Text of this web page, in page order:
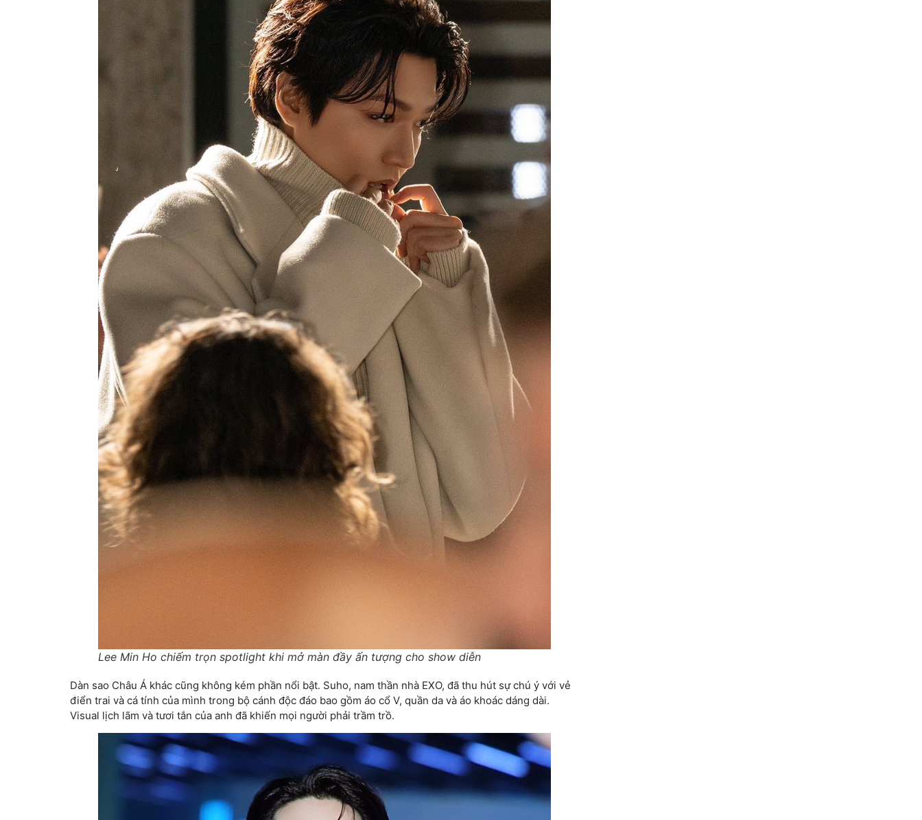
Lee Min Ho chiếm trọn spotlight khi mở màn đầy ấn tượng cho show diễn
Dàn sao Châu Á khác cũng không kém phần nổi bật. Suho, nam thần nhà EXO, đã thu hút sự chú ý với vẻ
điển trai và cá tính của mình trong bộ cánh độc đáo bao gồm áo cổ V, quần da và áo khoác dáng dài.
Visual lịch lãm và tươi tắn của anh đã khiến mọi người phải trầm trồ.